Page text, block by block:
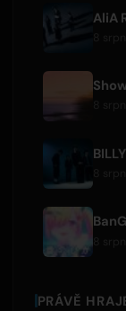
PRÁVĚ